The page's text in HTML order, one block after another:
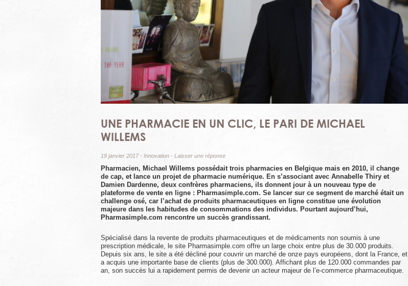
UNE PHARMACIE EN UN CLIC, LE PARI DE MICHAEL
WILLEMS
19 janvier 2017- Innovation - Laisser une réponse
Pharmacien, Michael Willems possédait trois pharmacies en Belgique mais en 2010, il change
de cap, et lance un projet de pharmacie numérique. En s’associant avec Annabelle Thiry et
Damien Dardenne, deux confrères pharmaciens, ils donnent jour à un nouveau type de
plateforme de vente en ligne : Pharmasimple.com. Se lancer sur ce segment de marché était un
challenge osé, car l’achat de produits pharmaceutiques en ligne constitue une évolution
majeure dans les habitudes de consommations des individus. Pourtant aujourd’hui,
Pharmasimple.com rencontre un succès grandissant.
Spécialisé dans la revente de produits pharmaceutiques et de médicaments non soumis à une
prescription médicale, le site Pharmasimple.com offre un large choix entre plus de 30.000 produits.
Depuis six ans, le site a été décliné pour couvrir un marché de onze pays européens, dont la France, et
a acquis une importante base de clients (plus de 300.000). Affichant plus de 120.000 commandes par
an, son succès lui a rapidement permis de devenir un acteur majeur de l’e-commerce pharmaceutique.